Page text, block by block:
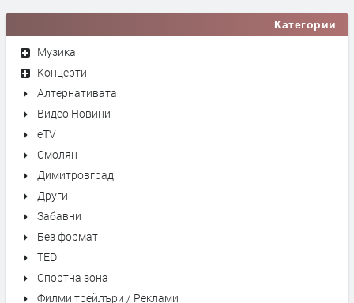
Категории
Музика
Концерти
Алтернативата
Видео Новини
eTV
Смолян
Димитровград
Други
Забавни
Без формат
TED
Спортна зона
Филми трейлъри / Реклами